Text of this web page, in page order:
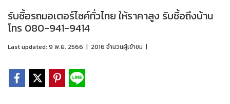
รับซื้อรถมอเตอร์ไซค์ทั่วไทย ให้ราคาสูง รับซื้อถึงบ้าน
โทร 080-941-9414
Last updated: 9 พ.ย. 2566 | 2016 จำนวนผู้เข้าชม |